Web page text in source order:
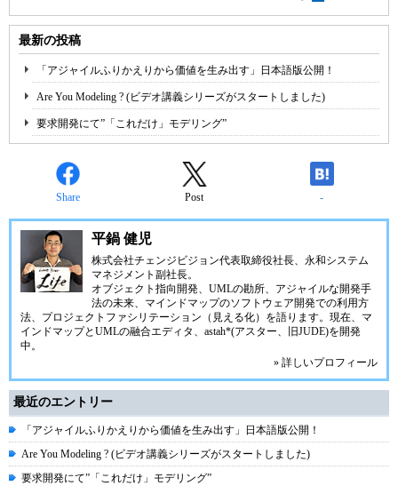
最新の投稿
「アジャイルふりかえりから価値を生み出す」日本語版公開！
Are You Modeling ? (ビデオ講義シリーズがスタートしました)
要求開発にて”「これだけ」モデリング”
Share Post -
平鍋 健児
株式会社チェンジビジョン代表取締役社長、永和システム
マネジメント副社長。
オブジェクト指向開発、UMLの勘所、アジャイルな開発手
法の未来、マインドマップのソフトウェア開発での利用方
法、プロジェクトファシリテーション（見える化）を語ります。現在、マ
インドマップとUMLの融合エディタ、 astah*(アスター、旧JUDE)を開発
中。
» 詳しいプロフィール
最近のエントリー
「アジャイルふりかえりから価値を生み出す」日本語版公開！
Are You Modeling ? (ビデオ講義シリーズがスタートしました)
要求開発にて”「これだけ」モデリング”